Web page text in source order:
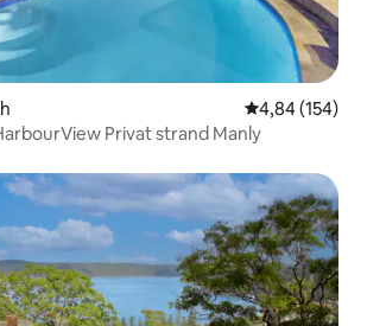
4,84 av 5 i
4,84 (154)
Privat strand Manly